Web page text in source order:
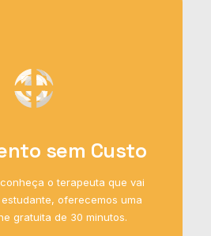
sem Custo
o terapeuta que vai
oferecemos uma
gratuita de 30 minutos.